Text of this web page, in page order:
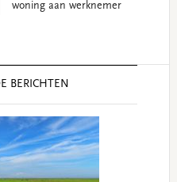
woning aan werknemer
BERICHTEN